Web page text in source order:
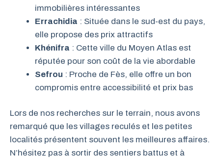
immobilières intéressantes
Errachidia : Située dans le sud-est du pays,
elle propose des prix attractifs
Khénifra : Cette ville du Moyen Atlas est
réputée pour son coût de la vie abordable
Sefrou : Proche de Fès, elle offre un bon
compromis entre accessibilité et prix bas
Lors de nos recherches sur le terrain, nous avons
remarqué que les villages reculés et les petites
localités présentent souvent les meilleures affaires.
N’hésitez pas à sortir des sentiers battus et à